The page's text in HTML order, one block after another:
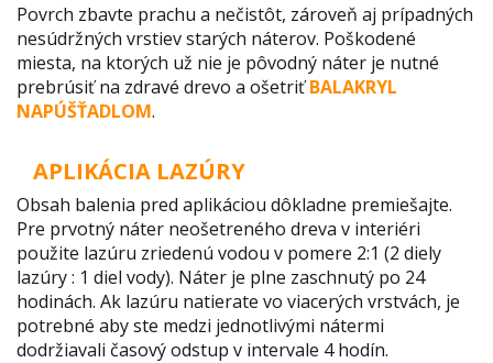
Povrch zbavte prachu a nečistôt, zároveň aj prípadných
nesúdržných vrstiev starých náterov. Poškodené
miesta, na ktorých už nie je pôvodný náter je nutné
prebrúsiť na zdravé drevo a ošetriťBALAKRYL
NAPÚŠŤADLOM.
APLIKÁCIA LAZÚRY
Obsah balenia pred aplikáciou dôkladne premiešajte.
Pre prvotný náter neošetreného dreva v interiéri
použite lazúru zriedenú vodou v pomere 2:1 (2 diely
lazúry : 1 diel vody). Náter je plne zaschnutý po 24
hodinách. Ak lazúru natierate vo viacerých vrstvách, je
potrebné aby ste medzi jednotlivými nátermi
dodržiavali časový odstup v intervale 4 hodín.